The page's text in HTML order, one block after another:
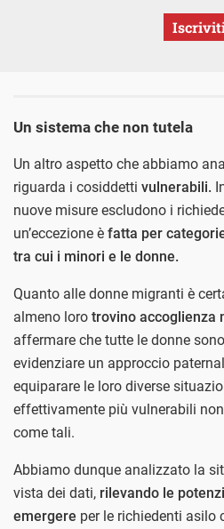
Un sistema che non tutela
Un altro aspetto che abbiamo
riguarda i cosiddetti vulnerabili.
nuove misure escludono i
un’eccezione è fatta per
tra cui i minori e le donne.
Quanto alle donne migranti è
almeno loro trovino accoglienza
affermare che tutte le donne
evidenziare un approccio
equiparare le loro diverse
effettivamente più vulnerabili
come tali.
Abbiamo dunque analizzato la
vista dei dati, rilevando le
emergere per le richiedenti asilo